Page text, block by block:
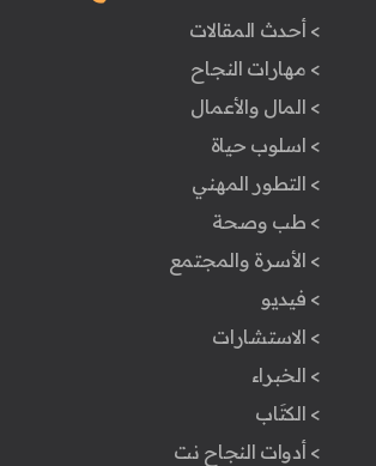
> أحدث المقالات
> مهارات النجاح
> المال والأعمال
> اسلوب حياة
> التطور المهني
> طب وصحة
> الأسرة والمجتمع
> فيديو
> الاستشارات
> الخبراء
> الكتَاب
> أدوات النجاح نت